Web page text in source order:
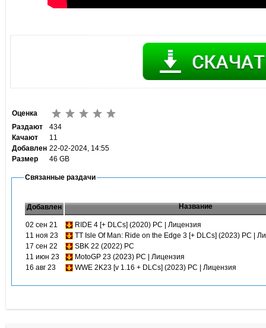
Оценка
Раздают
434
Качают
11
Добавлен 22-02-2024, 14:55
Размер
46 GB
Связанные раздачи
Добавлен Название
02 сен 21
RIDE 4 [+ DLCs] (2020) PC | Лицензия
11 ноя 23
TT Isle Of Man: Ride on the Edge 3 [+ DLCs] (2023) PC |
17 сен 22
SBK 22 (2022) PC
11 июн 23
MotoGP 23 (2023) PC | Лицензия
16 авг 23
WWE 2K23 [v 1.16 + DLCs] (2023) PC | Лицензия